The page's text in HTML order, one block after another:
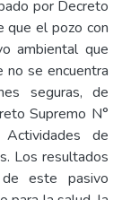
por Decreto
el pozo con
ambiental que
no se encuentra
seguras, de
Supremo N°
de
Los resultados
este pasivo